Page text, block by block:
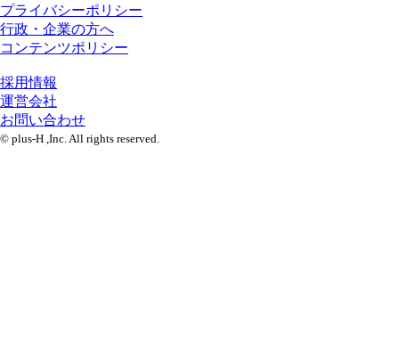
プライバシーポリシー
行政・企業の方へ
コンテンツポリシー
採用情報
運営会社
お問い合わせ
© plus-H ,Inc. All rights reserved.